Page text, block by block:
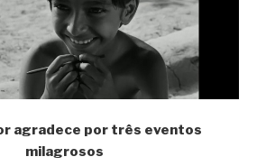
agradece por três eventos
milagrosos